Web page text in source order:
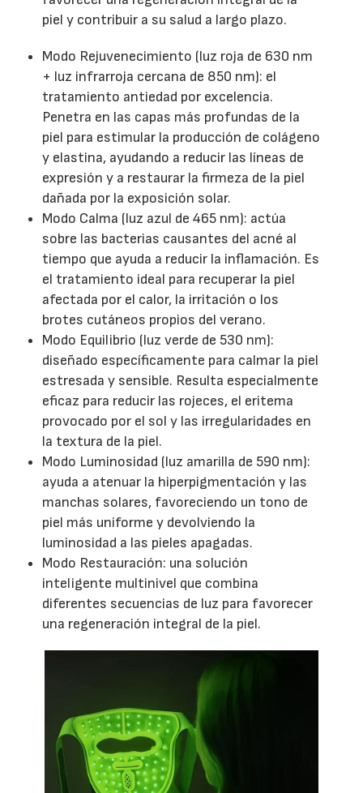
piel y contribuir a su salud a largo plazo.
Modo Rejuvenecimiento (luz roja de 630 nm
+ luz infrarroja cercana de 850 nm): el
tratamiento antiedad por excelencia.
Penetra en las capas más profundas de la
piel para estimular la producción de colágeno
y elastina, ayudando a reducir las líneas de
expresión y a restaurar la firmeza de la piel
dañada por la exposición solar.
Modo Calma (luz azul de 465 nm): actúa
sobre las bacterias causantes del acné al
tiempo que ayuda a reducir la inflamación. Es
el tratamiento ideal para recuperar la piel
afectada por el calor, la irritación o los
brotes cutáneos propios del verano.
Modo Equilibrio (luz verde de 530 nm):
diseñado específicamente para calmar la piel
estresada y sensible. Resulta especialmente
eficaz para reducir las rojeces, el eritema
provocado por el sol y las irregularidades en
la textura de la piel.
Modo Luminosidad (luz amarilla de 590 nm):
ayuda a atenuar la hiperpigmentación y las
manchas solares, favoreciendo un tono de
piel más uniforme y devolviendo la
luminosidad a las pieles apagadas.
Modo Restauración: una solución
inteligente multinivel que combina
diferentes secuencias de luz para favorecer
una regeneración integral de la piel.